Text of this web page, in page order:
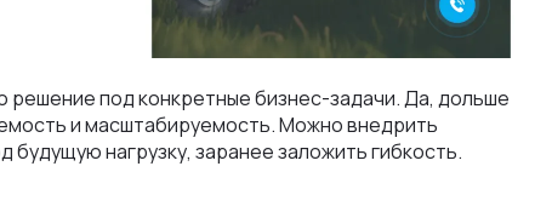
решение под конкретные бизнес-задачи. Да, дольше
и масштабируемость. Можно внедрить
нагрузку, заранее заложить гибкость.